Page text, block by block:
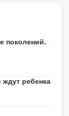
поколений.
ребенка